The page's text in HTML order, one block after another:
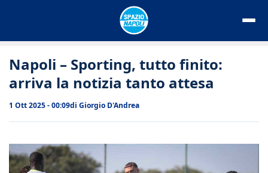
Napoli – Sporting, tutto finito:
arriva la notizia tanto attesa
1 Ott 2025 - 00:09di Giorgio D'Andrea